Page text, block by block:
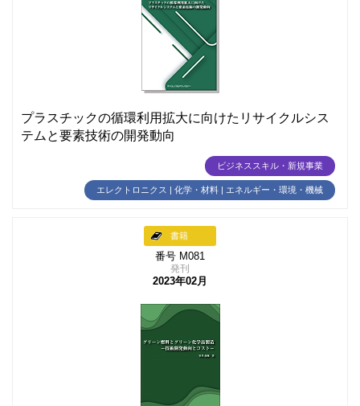
プラスチックの循環利用拡大に向けたリサイクルシス
テムと要素技術の開発動向
ビジネススキル・新規事業
エレクトロニクス | 化学・材料 | エネルギー・環境・機械
書籍
番号 M081
発刊
2023年02月